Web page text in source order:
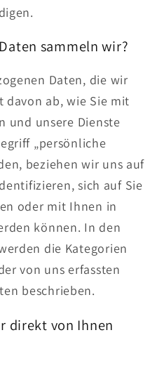
sammeln wir?
Daten, die wir
davon ab, wie Sie mit
und unsere Dienste
„persönliche
beziehen wir uns auf
sich auf Sie
oder mit Ihnen in
können. In den
die Kategorien
von uns erfassten
beschrieben.
direkt von Ihnen